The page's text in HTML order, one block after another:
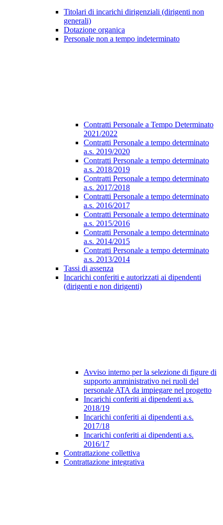
Titolari di incarichi dirigenziali (dirigenti non
generali)
Dotazione organica
Personale non a tempo indeterminato
Contratti Personale a Tempo Determinato
2021/2022
Contratti Personale a tempo determinato
a.s. 2019/2020
Contratti Personale a tempo determinato
a.s. 2018/2019
Contratti Personale a tempo determinato
a.s. 2017/2018
Contratti Personale a tempo determinato
a.s. 2016/2017
Contratti Personale a tempo determinato
a.s. 2015/2016
Contratti Personale a tempo determinato
a.s. 2014/2015
Contratti Personale a tempo determinato
a.s. 2013/2014
Tassi di assenza
Incarichi conferiti e autorizzati ai dipendenti
(dirigenti e non dirigenti)
Avviso interno per la selezione di figure di
supporto amministrativo nei ruoli del
personale ATA da impiegare nel progetto
Incarichi conferiti ai dipendenti a.s.
2018/19
Incarichi conferiti ai dipendenti a.s.
2017/18
Incarichi conferiti ai dipendenti a.s.
2016/17
Contrattazione collettiva
Contrattazione integrativa